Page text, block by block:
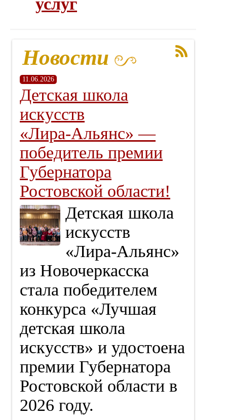
услуг
Новости
11.06.2026
Детская школа
искусств
«Лира‑Альянс» —
победитель премии
Губернатора
Ростовской области!
Детская школа
искусств
«Лира‑Альянс»
из Новочеркасска
стала победителем
конкурса «Лучшая
детская школа
искусств» и удостоена
премии Губернатора
Ростовской области в
2026 году.